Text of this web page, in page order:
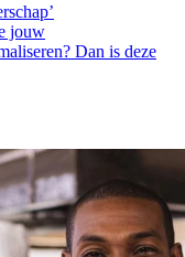
jouw
Dan is deze